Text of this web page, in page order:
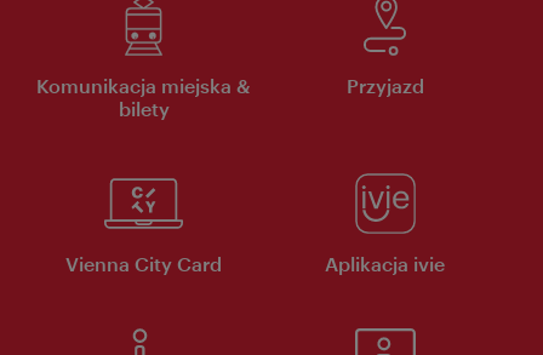
Komunikacja miejska &
bilety
Przyjazd
Vienna City Card Aplikacja ivie